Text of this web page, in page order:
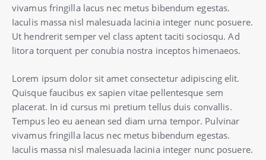
vivamus fringilla lacus nec metus bibendum egestas.
Iaculis massa nisl malesuada lacinia integer nunc posuere.
Ut hendrerit semper vel class aptent taciti sociosqu. Ad
litora torquent per conubia nostra inceptos himenaeos.
Lorem ipsum dolor sit amet consectetur adipiscing elit.
Quisque faucibus ex sapien vitae pellentesque sem
placerat. In id cursus mi pretium tellus duis convallis.
Tempus leo eu aenean sed diam urna tempor. Pulvinar
vivamus fringilla lacus nec metus bibendum egestas.
Iaculis massa nisl malesuada lacinia integer nunc posuere.